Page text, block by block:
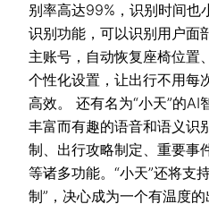
别率高达99%，识别时间
识别功能，可以识别用户面
主账号，自动恢复座椅位置
个性化设置，让出行不用每
高效。 还有名为“小天”的AI
丰富而有趣的语音和语义识
制、出行攻略制定、重要事
等诸多功能。“小天”还将支
制”，决心成为一个有温度